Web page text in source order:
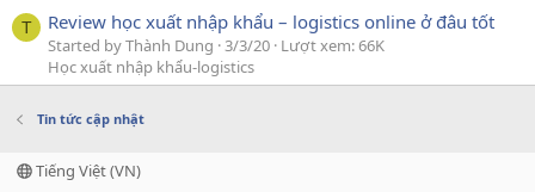
T Review học xuất nhập khẩu – logistics online ở đâu tốt
Started by Thành Dung 3/3/20 Lượt xem: 66K
Học xuất nhập khẩu-logistics
Tin tức cập nhật
Tiếng Việt (VN)